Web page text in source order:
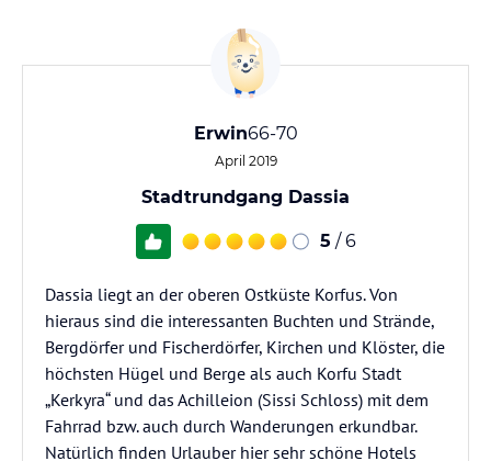
Erwin66-70
April 2019
Stadtrundgang Dassia
5 / 6
Dassia liegt an der oberen Ostküste Korfus. Von
hieraus sind die interessanten Buchten und Strände,
Bergdörfer und Fischerdörfer, Kirchen und Klöster, die
höchsten Hügel und Berge als auch Korfu Stadt
„Kerkyra“ und das Achilleion (Sissi Schloss) mit dem
Fahrrad bzw. auch durch Wanderungen erkundbar.
Natürlich finden Urlauber hier sehr schöne Hotels